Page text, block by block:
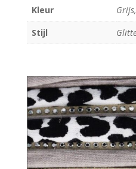
Kleur
Stijl